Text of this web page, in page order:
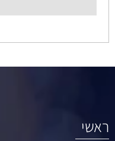
ראשי